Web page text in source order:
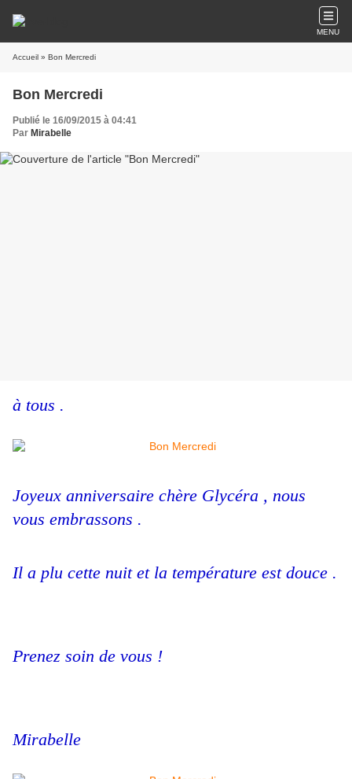
MENU
Accueil » Bon Mercredi
Bon Mercredi
Publié le 16/09/2015 à 04:41
Par Mirabelle
à tous .
Joyeux anniversaire chère Glycéra , nous
vous embrassons .
Il a plu cette nuit et la température est douce .
Prenez soin de vous !
Mirabelle